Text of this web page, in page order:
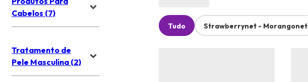
Cabelos (7)
Tratamento de
Pele Masculina (2)
Tudo Strawberrynet - Morangonet